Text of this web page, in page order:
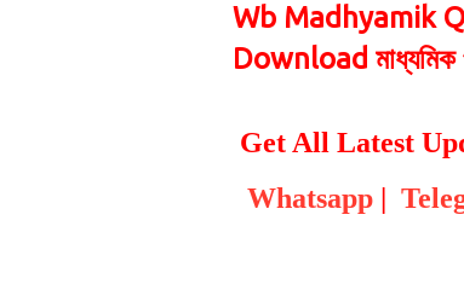
Wb Madhyamik
Download
Get All Latest
Whatsapp |